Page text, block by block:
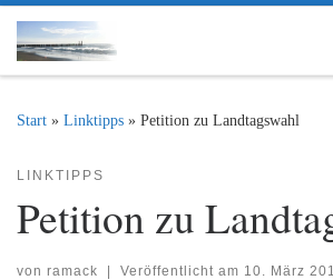
Zum Inhalt springen
Start » Linktipps » Petition zu Landtagswahl
LINKTIPPS
Petition zu
von ramack | Veröffentlicht am 10. März